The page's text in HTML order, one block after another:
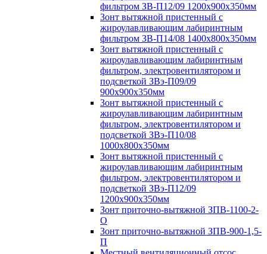
фильтром ЗВ-П12/09 1200х900х350мм
Зонт вытяжной пристенный с
жироулавливающим лабиринтным
фильтром ЗВ-П14/08 1400х800х350мм
Зонт вытяжной пристенный с
жироулавливающим лабиринтным
фильтром, электровентилятором и
подсветкой ЗВэ-П09/09
900х900х350мм
Зонт вытяжной пристенный с
жироулавливающим лабиринтным
фильтром, электровентилятором и
подсветкой ЗВэ-П10/08
1000х800х350мм
Зонт вытяжной пристенный с
жироулавливающим лабиринтным
фильтром, электровентилятором и
подсветкой ЗВэ-П12/09
1200х900х350мм
Зонт приточно-вытяжной ЗПВ-1100-2-
О
Зонт приточно-вытяжной ЗПВ-900-1,5-
П